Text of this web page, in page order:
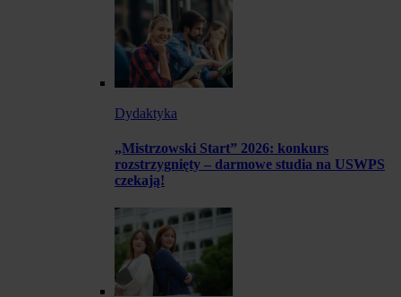
Dydaktyka
„Mistrzowski Start” 2026: konkurs
rozstrzygnięty – darmowe studia na USWPS
czekają!